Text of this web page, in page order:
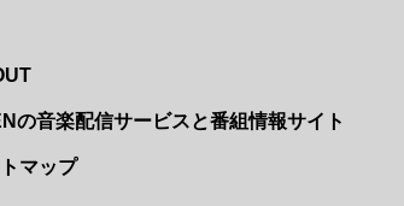
の音楽配信サービスと番組情報サイト
マップ